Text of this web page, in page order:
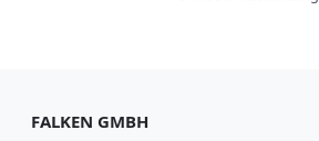
FALKEN GMBH